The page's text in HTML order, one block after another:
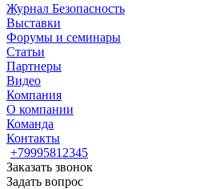
Журнал Безопасность
Выставки
Форумы и семинары
Статьи
Партнеры
Видео
Компания
О компании
Команда
Контакты
+79995812345
Заказать звонок
Задать вопрос